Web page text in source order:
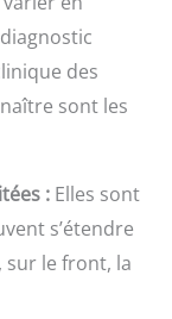
des
sont les
: Elles sont
s’étendre
sur le front, la